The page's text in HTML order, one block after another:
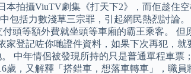
拍攝ViuTV劇集《打天下2》，而佢趁住
包括力數淺草三宗罪，引起網民熱烈討論
付頭等額外費就坐頭等車廂的霸王乘客。 但
登記咗你哋證件資料，如果下次再犯，就
中年情侶被發現所持的只是普通單程車票
，又解釋「搭錯車，想落車轉車」，職員